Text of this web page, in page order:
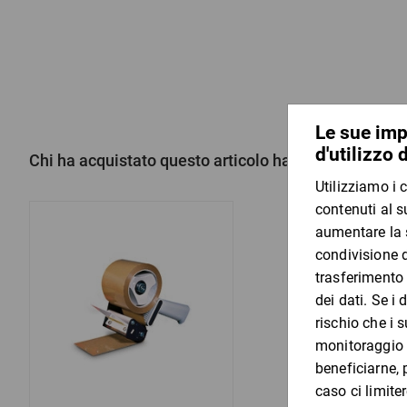
Chi ha acquistato questo articolo ha acquistato